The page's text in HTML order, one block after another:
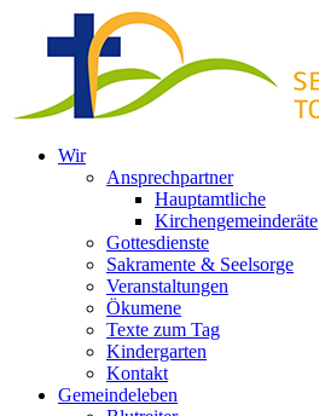
Inhalt
springen
Wir
Ansprechpartner
Hauptamtliche
Kirchengemeinderäte
Gottesdienste
Sakramente & Seelsorge
Veranstaltungen
Ökumene
Texte zum Tag
Kindergarten
Kontakt
Gemeindeleben